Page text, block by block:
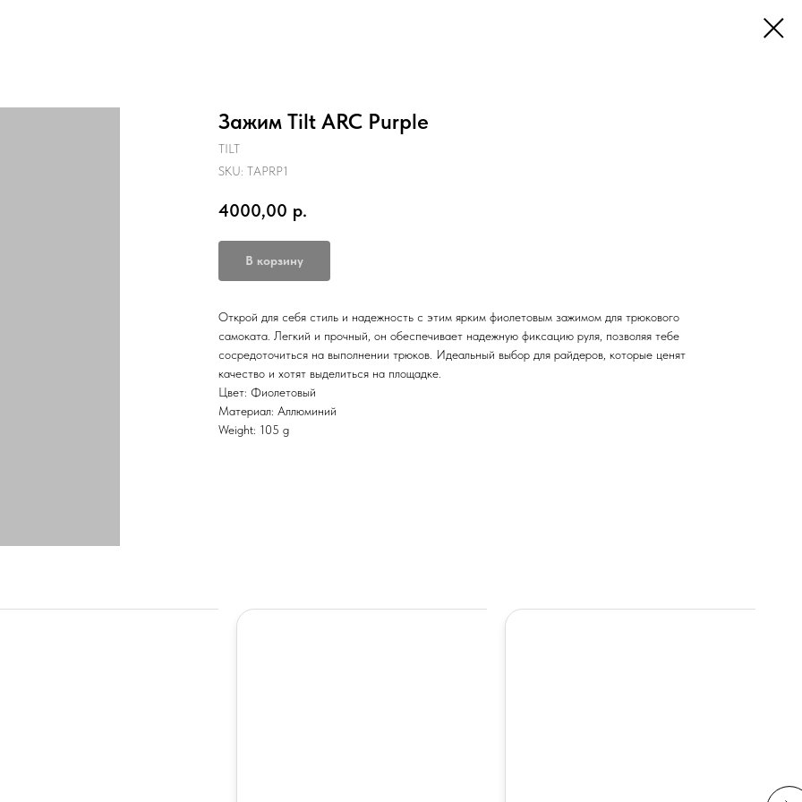
Зажим Tilt ARC Purple
TILT
SKU: TAPRP1
4000,00 р.
В корзину
Открой для себя стиль и надежность с этим ярким фиолетовым зажимом для трюкового
самоката. Легкий и прочный, он обеспечивает надежную фиксацию руля, позволяя тебе
сосредоточиться на выполнении трюков. Идеальный выбор для райдеров, которые ценят
качество и хотят выделиться на площадке.
Цвет: Фиолетовый
Материал: Аллюминий
Weight: 105 g